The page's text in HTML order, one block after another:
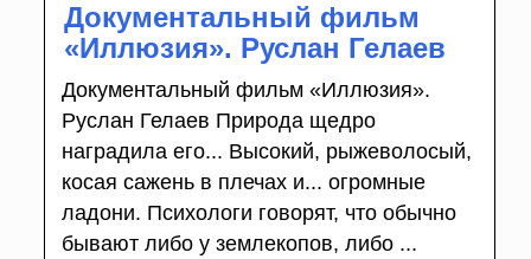
Документальный фильм
«Иллюзия». Руслан Гелаев
Документальный фильм «Иллюзия».
Руслан Гелаев Природа щедро
наградила его... Высокий, рыжеволосый,
косая сажень в плечах и... огромные
ладони. Психологи говорят, что обычно
бывают либо у землекопов, либо ...